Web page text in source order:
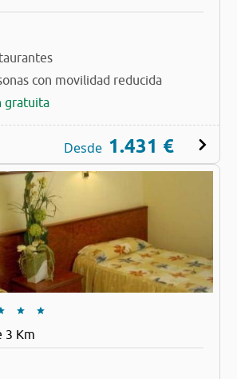
con movilidad reducida
gratuita
Desde 1.431 €
3 Km